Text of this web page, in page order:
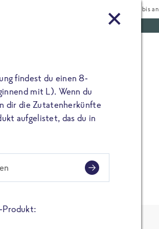
Tiefgekühlt bis
Beliebte Boxen
aus. Deine E-Mail Adresse
Namen angibst, erscheint
findest du einen 8-
mit L). Wenn du
dir die Zutatenherkünfte
aufgelistet, das du in
Produkt: